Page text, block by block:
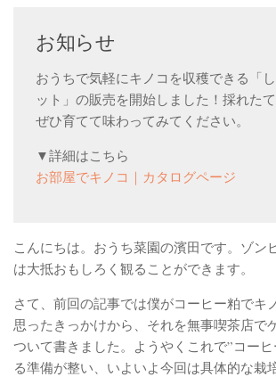
ベランダ用フェルト鉢
ガーデニンファニチャー
DIYアクアポニックス資材
アロマとハーブ
世界の菜園
お知らせ
おうちで気軽にキノコを収穫できる「
ット」の販売を開始しました！採れたて
ぜひ育てて味わってみてください。
▼詳細はこちら
お部屋でキノコ｜カタログページ
こんにちは。おうち菜園の濱田です。ゾン
は大抵おもしろく観ることができます。
さて、前回の記事では僕がコーヒー粕でキ
思ったきっかけから、それを無事喫茶店で
ついて書きました。ようやくこれで”コー
る準備が整い、いよいよ今回は具体的な栽